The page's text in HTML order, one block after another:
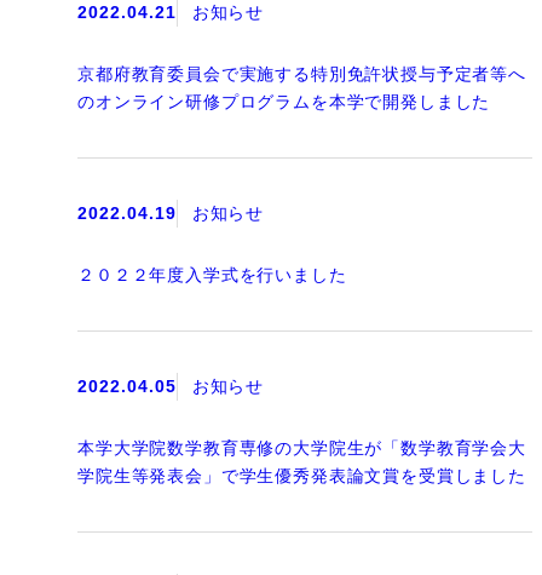
2022.04.21 お知らせ
京都府教育委員会で実施する特別免許状授与予定者等へ
のオンライン研修プログラムを本学で開発しました
2022.04.19 お知らせ
２０２２年度入学式を行いました
2022.04.05 お知らせ
本学大学院数学教育専修の大学院生が「数学教育学会大
学院生等発表会」で学生優秀発表論文賞を受賞しました